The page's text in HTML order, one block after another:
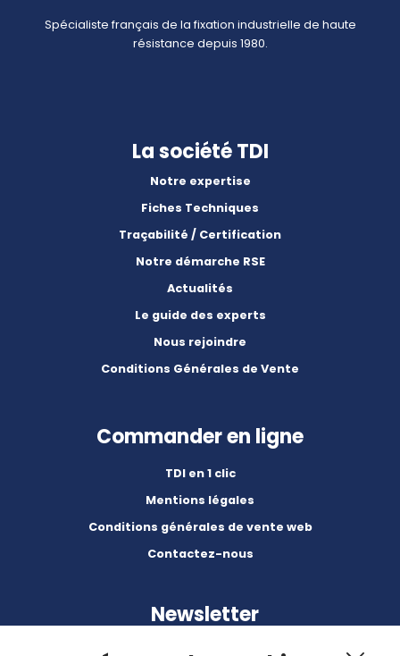
Spécialiste français de la fixation industrielle de haute
résistance depuis 1980.
La société TDI
Notre expertise
Fiches Techniques
Traçabilité / Certification
Notre démarche RSE
Actualités
Le guide des experts
Nous rejoindre
Conditions Générales de Vente
Commander en ligne
TDI en 1 clic
Mentions légales
Conditions générales de vente web
Contactez-nous
Newsletter